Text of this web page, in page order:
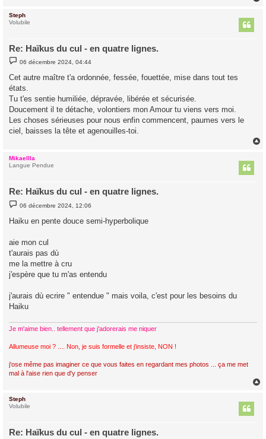
Steph
Volubile
Re: Haïkus du cul - en quatre lignes.
M
s
s
a
g
e
06 décembre 2024, 04:44
Cet autre maître t'a ordonnée, fessée, fouettée, mise dans tout tes
états.
Tu t'es sentie humiliée, dépravée, libérée et sécurisée.
Doucement il te détache, volontiers mon Amour tu viens vers moi.
Les choses sérieuses pour nous enfin commencent, paumes vers le
ciel, baisses la tête et agenouilles-toi.
Mikaellla
Langue Pendue
Re: Haïkus du cul - en quatre lignes.
M
e
s
s
e
06 décembre 2024, 12:06
Haiku en pente douce semi-hyperbolique
aie mon cul
t'aurais pas dù
me la mettre à cru
j'espère que tu m'as entendu
j'aurais dù ecrire " entendue " mais voila, c'est pour les besoins du
Haiku
Je m'aime bien.. tellement que j'adorerais me niquer
Allumeuse moi ? .... Non, je suis formelle et j'insiste, NON !
j'ose même pas imaginer ce que vous faites en regardant mes photos ... ça me met
mal à l'aise rien que d'y penser
Steph
Volubile
Re: Haïkus du cul - en quatre lignes.